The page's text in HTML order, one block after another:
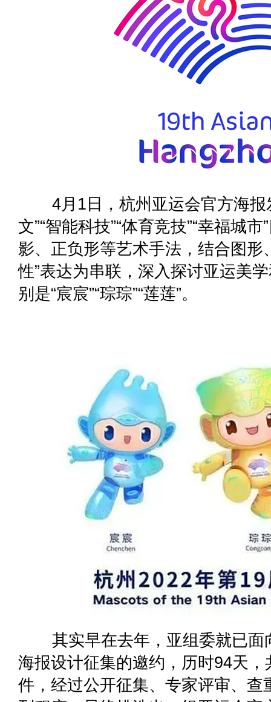
4月1日，杭州亚运会官方海报
文”“智能科技”“体育竞技”“幸福城
影、正负形等艺术手法，结合图形
性”表达为串联，深入探讨亚运美
别是“宸宸”“琮琮”“莲莲”。
其实早在去年，亚组委就已面
海报设计征集的邀约，历时94天
件，经过公开征集、专家评审、